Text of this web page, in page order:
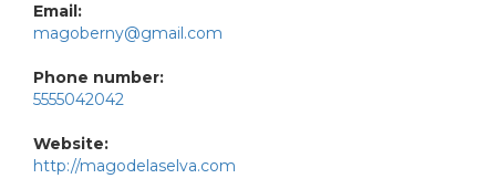
Email:
magoberny@gmail.com
Phone number:
5555042042
Website:
http://magodelaselva.com